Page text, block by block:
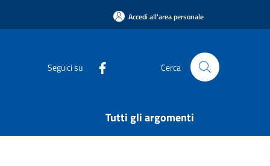
Accedi all'area personale
Seguici su Cerca
Tutti gli argomenti